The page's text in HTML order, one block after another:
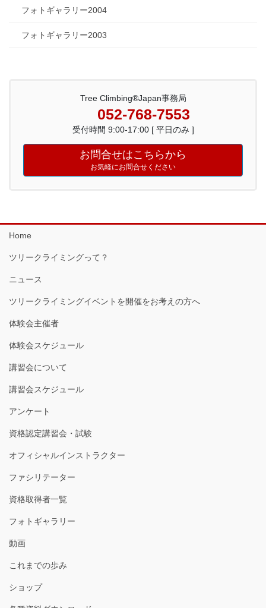
フォトギャラリー2004
フォトギャラリー2003
Tree Climbing®Japan事務局
052-768-7553
受付時間 9:00-17:00 [ 平日のみ ]
お問合せはこちらから
お気軽にお問合せください
Home
ツリークライミングって？
ニュース
ツリークライミングイベントを開催をお考えの方へ
体験会主催者
体験会スケジュール
講習会について
講習会スケジュール
アンケート
資格認定講習会・試験
オフィシャルインストラクター
ファシリテーター
資格取得者一覧
フォトギャラリー
動画
これまでの歩み
ショップ